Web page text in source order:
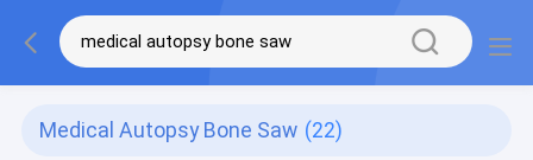
Medical Autopsy Bone Saw (22)